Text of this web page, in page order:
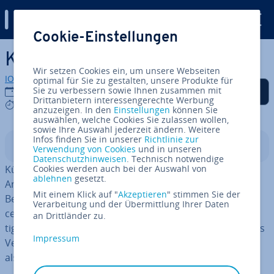
Zum Haupt­in­halt springen
KI für Anfänger
IONOS Redaktion
02.07.2026
9 mins
Auf Facebook teilen
Auf Twitter teilen
Auf LinkedIn teilen
Als be­vor­zug­te Quelle
auf Google hin­zu­fü­gen
In­halts­ver­zeich­nis
Künst­li­che In­tel­li­genz wirkt für An­fän­ge­rin­nen und
Anfänger oft ein­schüch­ternd, weil häufig ver­wen­de­te
Begriffe wie Deep Learning oder Natural Language Pro­
ces­sing kom­pli­ziert klingen. Dabei lassen sich die wich­
tigs­ten Grund­la­gen auch einfach erklären und ein erstes
Ver­ständ­nis für die Welt der KI ist schneller gewonnen,
als man denkt.
Cookie-Einstellungen
Wir setzen Cookies ein, um unsere Webseiten
optimal für Sie zu gestalten, unsere Produkte für
Sie zu verbessern sowie Ihnen zusammen mit
Drittanbietern interessengerechte Werbung
anzuzeigen. In den Einstellungen können Sie
auswählen, welche Cookies Sie zulassen wollen,
sowie Ihre Auswahl jederzeit ändern. Weitere
Infos finden Sie in unserer Richtlinie zur
Verwendung von Cookies und in unseren
Datenschutzhinweisen. Technisch notwendige
Cookies werden auch bei der Auswahl von
ablehnen gesetzt.
Mit einem Klick auf "Akzeptieren" stimmen Sie der
Verarbeitung und der Übermittlung Ihrer Daten
an Drittländer zu.
Impressum